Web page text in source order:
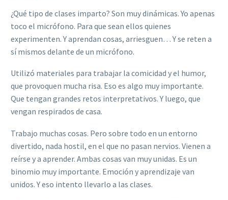
¿Qué tipo de clases imparto? Son muy dinámicas. Yo apenas
toco el micrófono. Para que sean ellos quienes
experimenten. Y aprendan cosas, arriesguen… Y se reten a
sí mismos delante de un micrófono.
Utilizó materiales para trabajar la comicidad y el humor,
que provoquen mucha risa. Eso es algo muy importante.
Que tengan grandes retos interpretativos. Y luego, que
vengan respirados de casa.
Trabajo muchas cosas. Pero sobre todo en un entorno
divertido, nada hostil, en el que no pasan nervios. Vienen a
reírse y a aprender. Ambas cosas van muy unidas. Es un
binomio muy importante. Emoción y aprendizaje van
unidos. Y eso intento llevarlo a las clases.